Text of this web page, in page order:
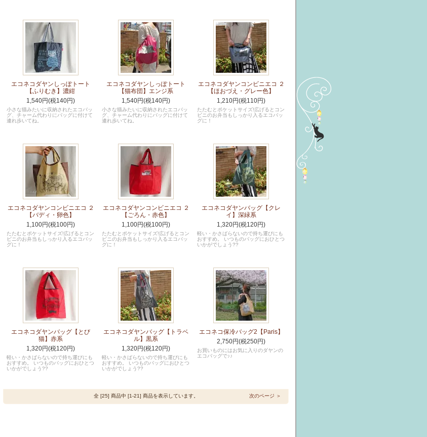
エコネコダヤンしっぽトート
【ふりむき】濃紺
1,540円(税140円)
小さな猫みたいに収納されたエコバッ
グ、チャーム代わりにバッグに付けて
連れ歩いてね。
エコネコダヤンしっぽトート
【猫布団】エンジ系
1,540円(税140円)
小さな猫みたいに収納されたエコバッ
グ、チャーム代わりにバッグに付けて
連れ歩いてね。
エコネコダヤンコンビニエコ ２
【ほおづえ・グレー色】
1,210円(税110円)
たたむとポケットサイズ!広げるとコン
ビニのお弁当もしっかり入るエコバッ
グに！
エコネコダヤンコンビニエコ ２
【バディ・卵色】
1,100円(税100円)
たたむとポケットサイズ!広げるとコン
ビニのお弁当もしっかり入るエコバッ
グに！
エコネコダヤンコンビニエコ ２
【ごろん・赤色】
1,100円(税100円)
たたむとポケットサイズ!広げるとコン
ビニのお弁当もしっかり入るエコバッ
グに！
エコネコダヤンバッグ【クレ
イ】深緑系
1,320円(税120円)
軽い・かさばらないので持ち運びにも
おすすめ。 いつものバッグにおひとつ
いかがでしょう??
エコネコダヤンバッグ【とび
猫】赤系
1,320円(税120円)
軽い・かさばらないので持ち運びにも
おすすめ。 いつものバッグにおひとつ
いかがでしょう??
エコネコダヤンバッグ【トラベ
ル】黒系
1,320円(税120円)
軽い・かさばらないので持ち運びにも
おすすめ。 いつものバッグにおひとつ
いかがでしょう??
エコネコ保冷バッグ2【Paris】
2,750円(税250円)
お買いものにはお気に入りのダヤンの
エコバッグで♪♪
全 [25] 商品中 [1-21] 商品を表示しています。 次のページ ＞